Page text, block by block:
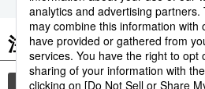
注目のキーワード
共同通信ニュース 気象・災害